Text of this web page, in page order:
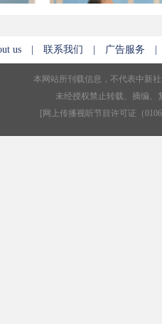
us| 联系我们 广告服务
本网站所刊载信息，不代表中新
未经授权禁止转载、摘编
[ 网上传播视听节目许可证（